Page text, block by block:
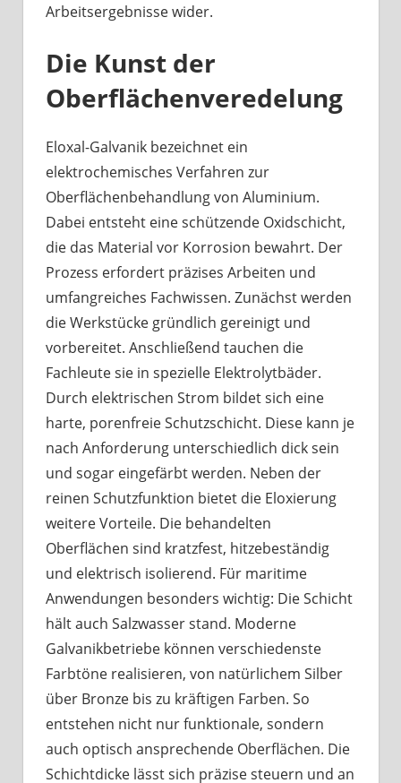
Arbeitsergebnisse wider.
Die Kunst der
Oberflächenveredelung
Eloxal-Galvanik bezeichnet ein
elektrochemisches Verfahren zur
Oberflächenbehandlung von Aluminium.
Dabei entsteht eine schützende Oxidschicht,
die das Material vor Korrosion bewahrt. Der
Prozess erfordert präzises Arbeiten und
umfangreiches Fachwissen. Zunächst werden
die Werkstücke gründlich gereinigt und
vorbereitet. Anschließend tauchen die
Fachleute sie in spezielle Elektrolytbäder.
Durch elektrischen Strom bildet sich eine
harte, porenfreie Schutzschicht. Diese kann je
nach Anforderung unterschiedlich dick sein
und sogar eingefärbt werden. Neben der
reinen Schutzfunktion bietet die Eloxierung
weitere Vorteile. Die behandelten
Oberflächen sind kratzfest, hitzebeständig
und elektrisch isolierend. Für maritime
Anwendungen besonders wichtig: Die Schicht
hält auch Salzwasser stand. Moderne
Galvanikbetriebe können verschiedenste
Farbtöne realisieren, von natürlichem Silber
über Bronze bis zu kräftigen Farben. So
entstehen nicht nur funktionale, sondern
auch optisch ansprechende Oberflächen. Die
Schichtdicke lässt sich präzise steuern und an